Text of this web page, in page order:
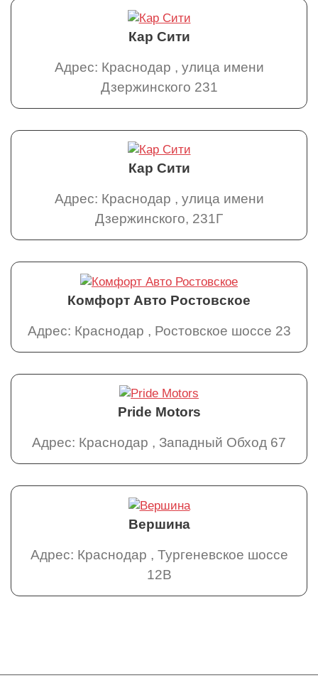
Кар Сити
Адрес: Краснодар , улица имени
Дзержинского 231
Кар Сити
Адрес: Краснодар , улица имени
Дзержинского, 231Г
Комфорт Авто Ростовское
Адрес: Краснодар , Ростовское шоссе 23
Pride Motors
Адрес: Краснодар , Западный Обход 67
Вершина
Адрес: Краснодар , Тургеневское шоссе
12В